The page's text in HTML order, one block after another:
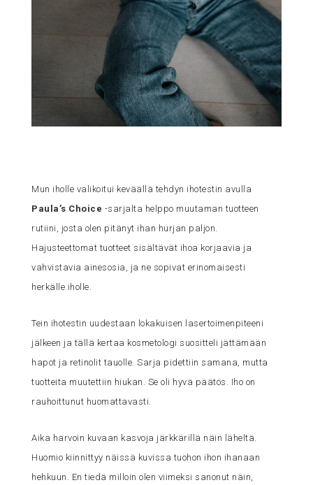
Mun iholle valikoitui keväällä tehdyn ihotestin avulla
Paula’s Choice -sarjalta helppo muutaman tuotteen
rutiini, josta olen pitänyt ihan hurjan paljon.
Hajusteettomat tuotteet sisältävät ihoa korjaavia ja
vahvistavia ainesosia, ja ne sopivat erinomaisesti
herkälle iholle.
Tein ihotestin uudestaan lokakuisen lasertoimenpiteeni
jälkeen ja tällä kertaa kosmetologi suositteli jättämään
hapot ja retinolit tauolle. Sarja pidettiin samana, mutta
tuotteita muutettiin hiukan. Se oli hyvä päätös. Iho on
rauhoittunut huomattavasti.
Aika harvoin kuvaan kasvoja järkkärillä näin läheltä.
Huomio kiinnittyy näissä kuvissa tuohon ihon ihanaan
hehkuun. En tiedä milloin olen viimeksi sanonut näin,